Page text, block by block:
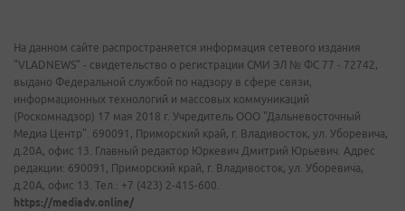
На данном сайте распространяется информация сетевого издания
"VLADNEWS" - свидетельство о регистрации СМИ ЭЛ № ФС 77 - 72742,
выдано Федеральной службой по надзору в сфере связи,
информационных технологий и массовых коммуникаций
(Роскомнадзор) 17 мая 2018 г. Учредитель ООО "Дальневосточный
Медиа Центр". 690091, Приморский край, г. Владивосток, ул. Уборевича,
д.20А, офис 13. Главный редактор Юркевич Дмитрий Юрьевич. Адрес
редакции: 690091, Приморский край, г. Владивосток, ул. Уборевича,
д.20А, офис 13. Тел.: +7 (423) 2-415-600.
https://mediadv.online/